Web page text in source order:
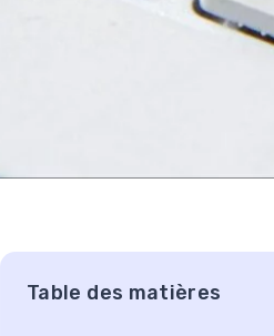
Table des matières